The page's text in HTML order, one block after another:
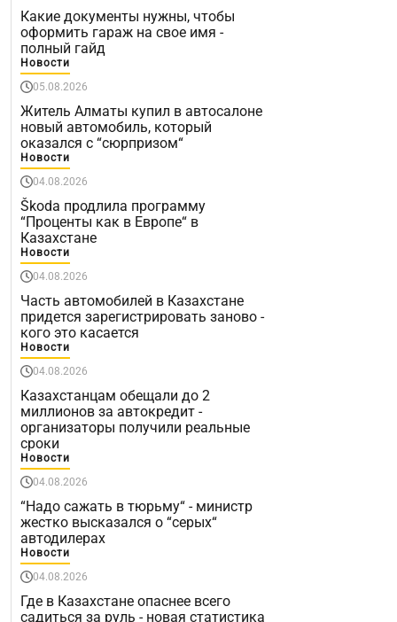
Какие документы нужны, чтобы
оформить гараж на свое имя -
полный гайд
Новости
05.08.2026
Житель Алматы купил в автосалоне
новый автомобиль, который
оказался с “сюрпризом“
Новости
04.08.2026
Škoda продлила программу
“Проценты как в Европе“ в
Казахстане
Новости
04.08.2026
Часть автомобилей в Казахстане
придется зарегистрировать заново -
кого это касается
Новости
04.08.2026
Казахстанцам обещали до 2
миллионов за автокредит -
организаторы получили реальные
сроки
Новости
04.08.2026
“Надо сажать в тюрьму“ - министр
жестко высказался о “серых“
автодилерах
Новости
04.08.2026
Где в Казахстане опаснее всего
садиться за руль - новая статистика